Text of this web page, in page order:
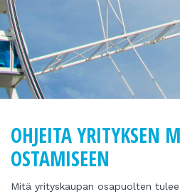
OHJEITA YRITYKSEN
OSTAMISEEN
Mitä yrityskaupan osapuolten